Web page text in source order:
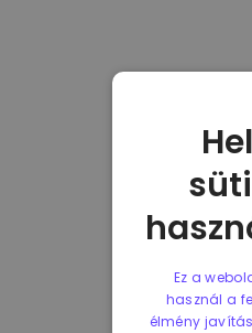
Ez a
használ a
élmény